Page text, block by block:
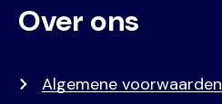
Over ons
Algemene voorwaarden